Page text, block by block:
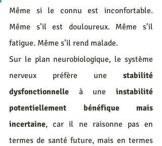
Même si le connu est inconfortable.
Même s’il est douloureux. Même s’il
fatigue. Même s’il rend malade.
Sur le plan neurobiologique, le système
nerveux préfère une stabilité
dysfonctionnelle à une instabilité
potentiellement bénéfique mais
incertaine, car il ne raisonne pas en
termes de santé future, mais en termes